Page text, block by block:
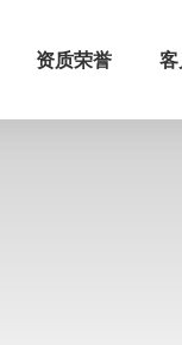
资质荣誉